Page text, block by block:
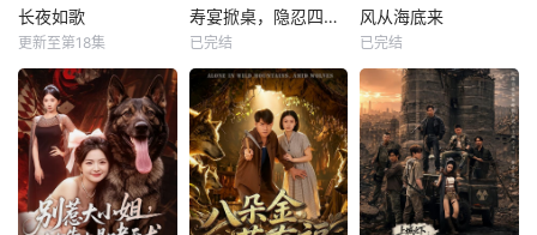
长夜如歌
更新至第18集
寿宴掀桌，隐忍四年我封神
已完结
风从海底来
已完结